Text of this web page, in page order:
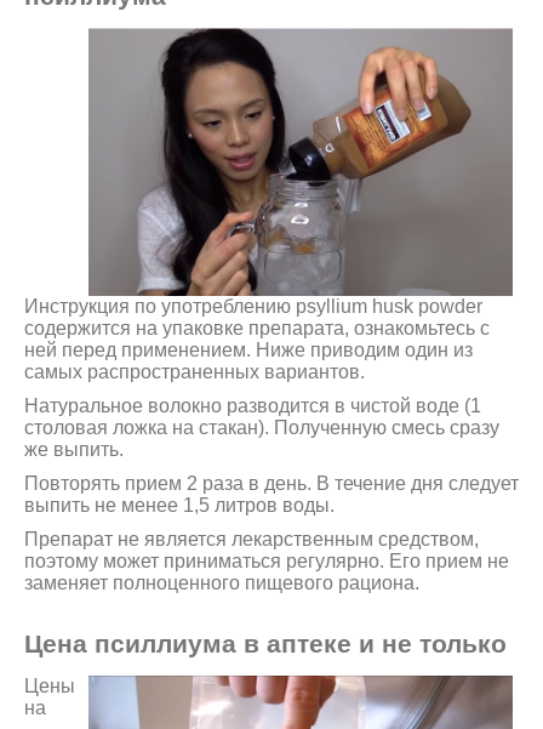
Инструкция по употреблению psyllium husk powder
содержится на упаковке препарата, ознакомьтесь с
ней перед применением. Ниже приводим один из
самых распространенных вариантов.
Натуральное волокно разводится в чистой воде (1
столовая ложка на стакан). Полученную смесь сразу
же выпить.
Повторять прием 2 раза в день. В течение дня следует
выпить не менее 1,5 литров воды.
Препарат не является лекарственным средством,
поэтому может приниматься регулярно. Его прием не
заменяет полноценного пищевого рациона.
Цена псиллиума в аптеке и не только
Цены
на